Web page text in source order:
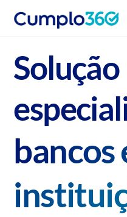
Solução
bancos